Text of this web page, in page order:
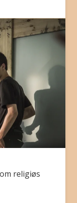
religiøs